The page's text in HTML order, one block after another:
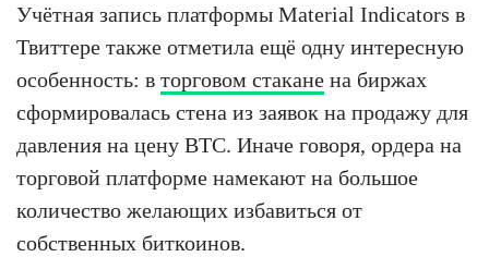
Учётная запись платформы Material Indicators в
Твиттере также отметила ещё одну интересную
особенность: в торговом стакане на биржах
сформировалась стена из заявок на продажу для
давления на цену BTC. Иначе говоря, ордера на
торговой платформе намекают на большое
количество желающих избавиться от
собственных биткоинов.